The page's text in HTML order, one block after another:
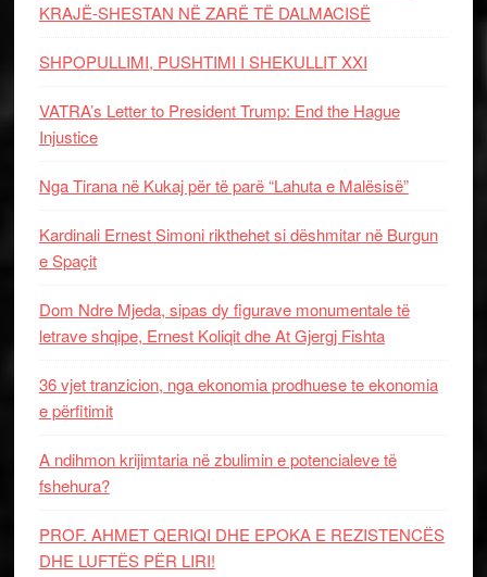
KRAJË-SHESTAN NË ZARË TË DALMACISË
SHPOPULLIMI, PUSHTIMI I SHEKULLIT XXI
VATRA’s Letter to President Trump: End the Hague
Injustice
Nga Tirana në Kukaj për të parë “Lahuta e Malësisë”
Kardinali Ernest Simoni rikthehet si dëshmitar në Burgun
e Spaçit
Dom Ndre Mjeda, sipas dy figurave monumentale të
letrave shqipe, Ernest Koliqit dhe At Gjergj Fishta
36 vjet tranzicion, nga ekonomia prodhuese te ekonomia
e përfitimit
A ndihmon krijimtaria në zbulimin e potencialeve të
fshehura?
PROF. AHMET QERIQI DHE EPOKA E REZISTENCЁS
DHE LUFTЁS PЁR LIRI!